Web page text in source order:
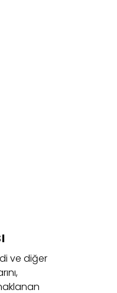
ve diğer